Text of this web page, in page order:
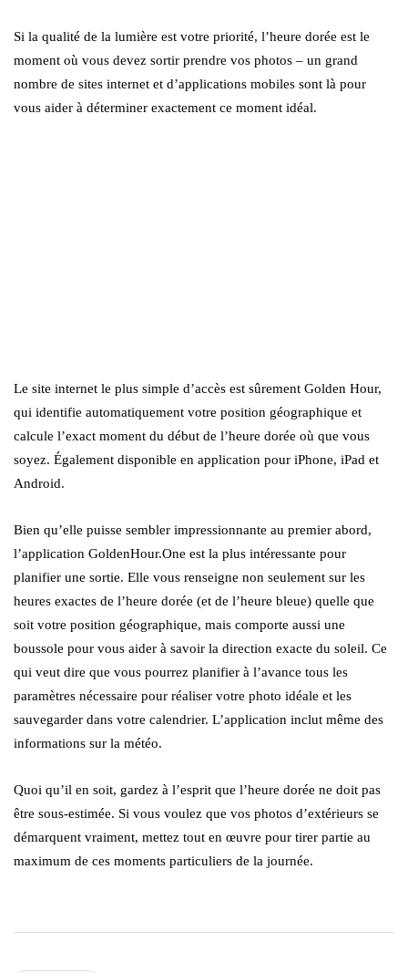
Si la qualité de la lumière est votre priorité, l’heure dorée est le
moment où vous devez sortir prendre vos photos – un grand
nombre de sites internet et d’applications mobiles sont là pour
vous aider à déterminer exactement ce moment idéal.
Le site internet le plus simple d’accès est sûrement Golden Hour,
qui identifie automatiquement votre position géographique et
calcule l’exact moment du début de l’heure dorée où que vous
soyez. Également disponible en application pour iPhone, iPad et
Android.
Bien qu’elle puisse sembler impressionnante au premier abord,
l’application GoldenHour.One est la plus intéressante pour
planifier une sortie. Elle vous renseigne non seulement sur les
heures exactes de l’heure dorée (et de l’heure bleue) quelle que
soit votre position géographique, mais comporte aussi une
boussole pour vous aider à savoir la direction exacte du soleil. Ce
qui veut dire que vous pourrez planifier à l’avance tous les
paramètres nécessaire pour réaliser votre photo idéale et les
sauvegarder dans votre calendrier. L’application inclut même des
informations sur la météo.
Quoi qu’il en soit, gardez à l’esprit que l’heure dorée ne doit pas
être sous-estimée. Si vous voulez que vos photos d’extérieurs se
démarquent vraiment, mettez tout en œuvre pour tirer partie au
maximum de ces moments particuliers de la journée.